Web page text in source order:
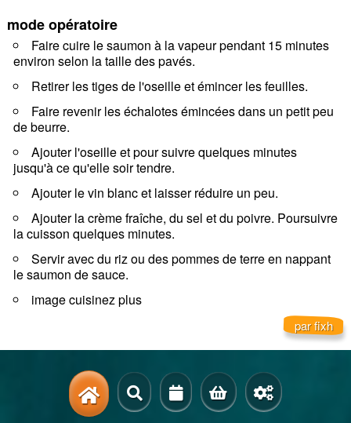
mode opératoire
Faire cuire le saumon à la vapeur pendant 15 minutes
environ selon la taille des pavés.
Retirer les tiges de l'oseille et émincer les feuilles.
Faire revenir les échalotes émincées dans un petit peu
de beurre.
Ajouter l'oseille et pour suivre quelques minutes
jusqu'à ce qu'elle soir tendre.
Ajouter le vin blanc et laisser réduire un peu.
Ajouter la crème fraîche, du sel et du poivre. Poursuivre
la cuisson quelques minutes.
Servir avec du riz ou des pommes de terre en nappant
le saumon de sauce.
image cuisinez plus
par fixh